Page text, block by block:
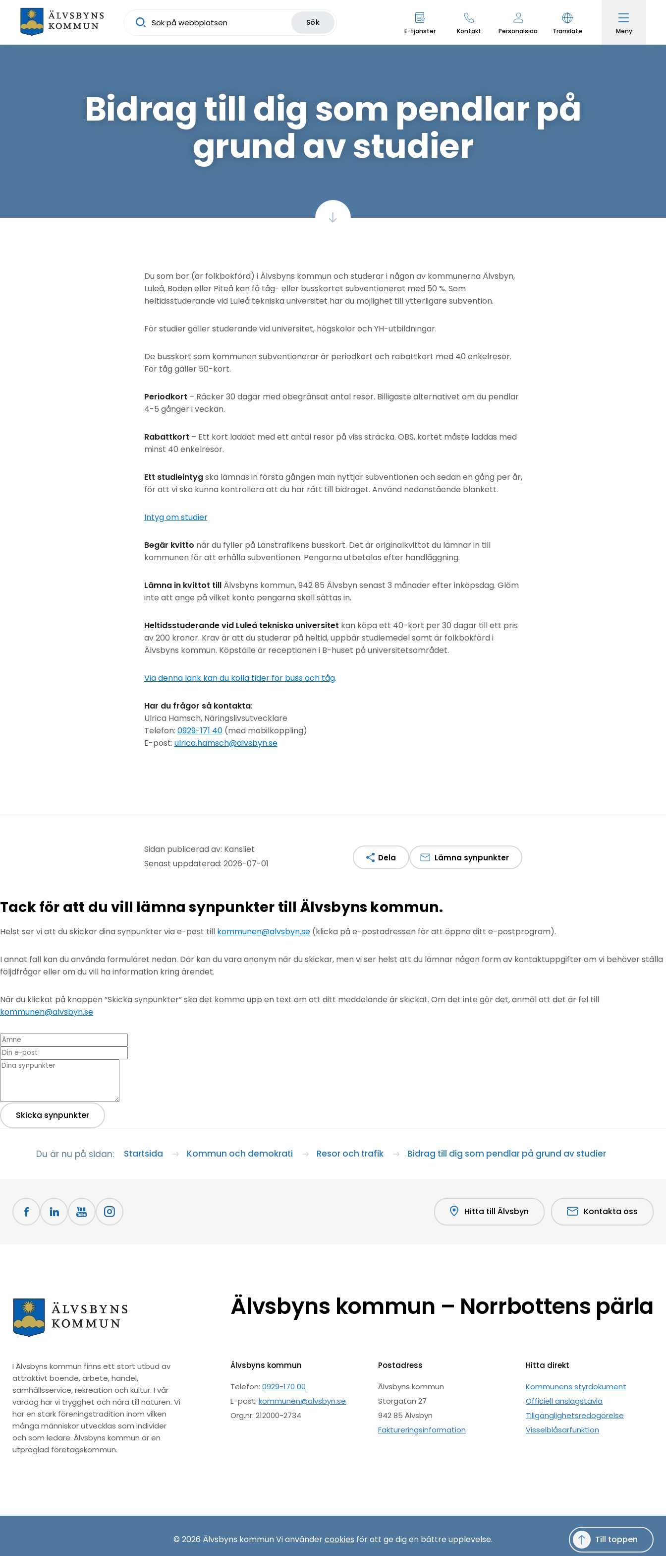
Sök
E-tjänster Kontakt Personalsida Translate Meny
Bidrag till dig som pendlar på
grund av studier
Du som bor (är folkbokförd) i Älvsbyns kommun och studerar i någon av kommunerna Älvsbyn,
Luleå, Boden eller Piteå kan få tåg- eller busskortet subventionerat med 50 %. Som
heltidsstuderande vid Luleå tekniska universitet har du möjlighet till ytterligare subvention.
För studier gäller studerande vid universitet, högskolor och YH-utbildningar.
De busskort som kommunen subventionerar är periodkort och rabattkort med 40 enkelresor.
För tåg gäller 50-kort.
Periodkort – Räcker 30 dagar med obegränsat antal resor. Billigaste alternativet om du pendlar
4-5 gånger i veckan.
Rabattkort – Ett kort laddat med ett antal resor på viss sträcka. OBS, kortet måste laddas med
minst 40 enkelresor.
Ett studieintygska lämnas in första gången man nyttjar subventionen och sedan en gång per år,
för att vi ska kunna kontrollera att du har rätt till bidraget. Använd nedanstående blankett.
Intyg om studier
Begär kvitto när du fyller på Länstrafikens busskort. Det är originalkvittot du lämnar in till
kommunen för att erhålla subventionen. Pengarna utbetalas efter handläggning.
Lämna in kvittot tillÄlvsbyns kommun, 942 85 Älvsbyn senast 3 månader efter inköpsdag. Glöm
inte att ange på vilket konto pengarna skall sättas in.
Heltidsstuderande vid Luleå tekniska universitet kan köpa ett 40-kort per 30 dagar till ett pris
av 200 kronor. Krav är att du studerar på heltid, uppbär studiemedel samt är folkbokförd i
Älvsbyns kommun. Köpställe är receptionen i B-huset på universitetsområdet.
Via denna länk kan du kolla tider för buss och tåg.
Har du frågor så kontakta:
Ulrica Hamsch, Näringslivsutvecklare
Telefon: 0929-171 40(med mobilkoppling)
E-post: ulrica.hamsch@alvsbyn.se
Sidan publicerad av: Kansliet
Senast uppdaterad: 2026-07-01
Dela Lämna synpunkter
Tack för att du vill lämna synpunkter till Älvsbyns kommun.
Helst ser vi att du skickar dina synpunkter via e-post till kommunen@alvsbyn.se (klicka på e-postadressen för att öppna ditt e-postprogram).
I annat fall kan du använda formuläret nedan. Där kan du vara anonym när du skickar, men vi ser helst att du lämnar någon form av kontaktuppgifter om vi behöver ställa
följdfrågor eller om du vill ha information kring ärendet.
När du klickat på knappen ”Skicka synpunkter” ska det komma upp en text om att ditt meddelande är skickat. Om det inte gör det, anmäl att det är fel till
kommunen@alvsbyn.se
Ämne
Din e-post
* Dina synpunkter
Skicka synpunkter
Du är nu på sidan: Startsida Kommun och demokrati Resor och trafik Bidrag till dig som pendlar på grund av studier
Hitta till Älvsbyn Kontakta oss
I Älvsbyns kommun finns ett stort utbud av
attraktivt boende, arbete, handel,
samhällsservice, rekreation och kultur. I vår
vardag har vi trygghet och nära till naturen. Vi
har en stark föreningstradition inom vilken
många människor utvecklas som individer
och som ledare. Älvsbyns kommun är en
utpräglad företagskommun.
Älvsbyns kommun – Norrbottens pärla
Älvsbyns kommun
Telefon:0929-170 00
E-post:kommunen@alvsbyn.se
Org.nr: 212000-2734
Postadress
Älvsbyns kommun
Storgatan 27
942 85 Älvsbyn
Faktureringsinformation
Hitta direkt
Kommunens styrdokument
Officiell anslagstavla
Tillgänglighetsredogörelse
Visselblåsarfunktion
© 2026 Älvsbyns kommun Vi användercookies för att ge dig en bättre upplevelse. Till toppen